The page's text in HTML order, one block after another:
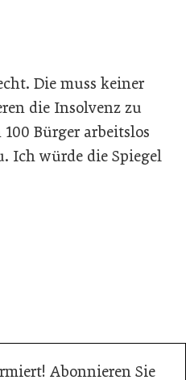
Die muss keiner
die Insolvenz zu
Bürger arbeitslos
Ich würde die Spiegel
Abonnieren Sie